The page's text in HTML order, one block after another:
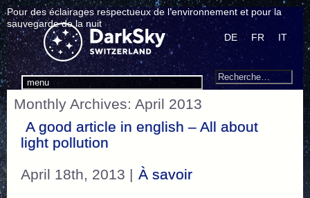
Pour des éclairages respectueux de l’environnement et pour la
sauvegarde de la nuit
menu
DE FR IT
Search
Recherche
Monthly Archives: April 2013
A good article in english – All about
light pollution
April 18th, 2013 | À savoir